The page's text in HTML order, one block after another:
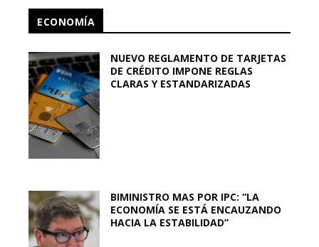
ECONOMÍA
NUEVO REGLAMENTO DE TARJETAS
DE CRÉDITO IMPONE REGLAS
CLARAS Y ESTANDARIZADAS
BIMINISTRO MAS POR IPC: “LA
ECONOMÍA SE ESTÁ ENCAUZANDO
HACIA LA ESTABILIDAD”